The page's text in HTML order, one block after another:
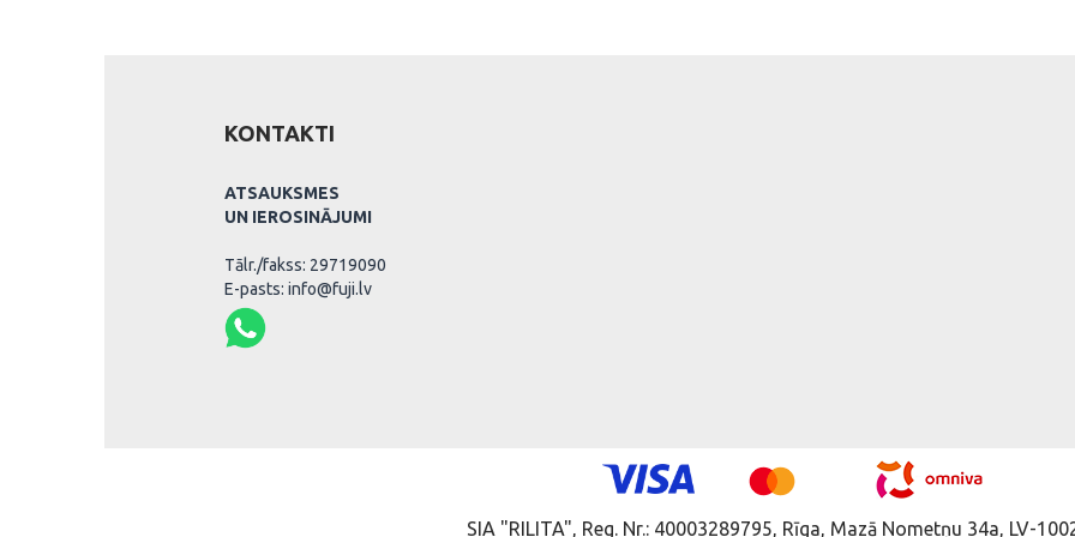
KONTAKTI
ATSAUKSMES
UN IEROSINĀJUMI
Tālr./fakss: 29719090
E-pasts: info@fuji.lv
SIA "RILITA", Reg. Nr.: 40003289795, Rīga, Mazā Nometņu 34a, LV-